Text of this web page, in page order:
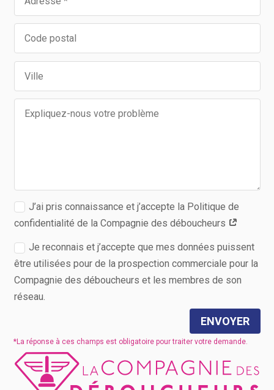
J’ai pris connaissance et j’accepte la Politique de
confidentialité de la Compagnie des déboucheurs
Je reconnais et j’accepte que mes données puissent
être utilisées pour de la prospection commerciale pour la
Compagnie des déboucheurs et les membres de son
réseau.
ENVOYER